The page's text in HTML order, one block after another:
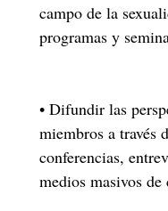
campo de la
programas y
• Difundir las
miembros a través
conferencias,
medios masivos